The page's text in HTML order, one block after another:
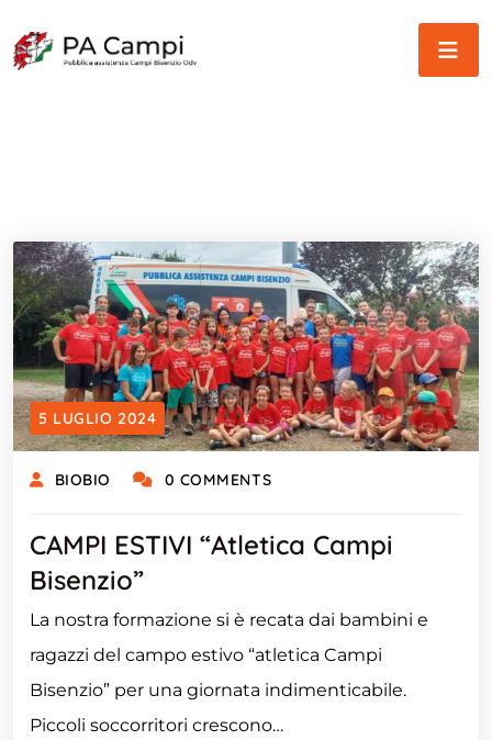
5 LUGLIO 2024
BIOBIO 0 COMMENTS
CAMPI ESTIVI “atletica Campi
Bisenzio”
La nostra formazione si è recata dai bambini e
ragazzi del campo estivo “atletica Campi
Bisenzio” per una giornata indimenticabile.
Piccoli soccorritori crescono…